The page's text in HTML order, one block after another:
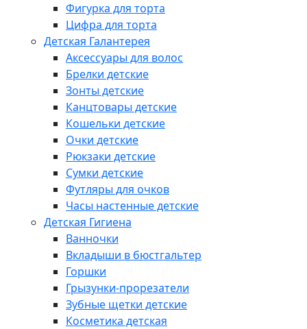
Фигурка для торта
Цифра для торта
Детская Галантерея
Аксессуары для волос
Брелки детские
Зонты детские
Канцтовары детские
Кошельки детские
Очки детские
Рюкзаки детские
Сумки детские
Футляры для очков
Часы настенные детские
Детская Гигиена
Ванночки
Вкладыши в бюстгальтер
Горшки
Грызунки-прорезатели
Зубные щетки детские
Косметика детская